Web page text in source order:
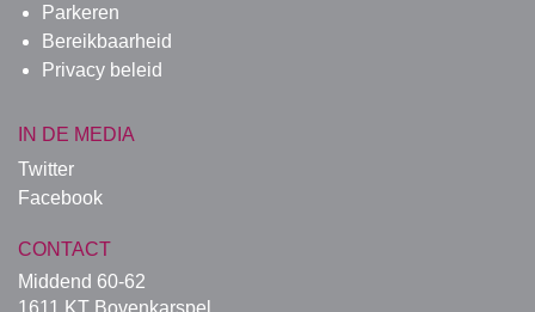
Parkeren
Bereikbaarheid
Privacy beleid
IN DE MEDIA
Twitter
Facebook
CONTACT
Middend 60-62
1611 KT Bovenkarspel